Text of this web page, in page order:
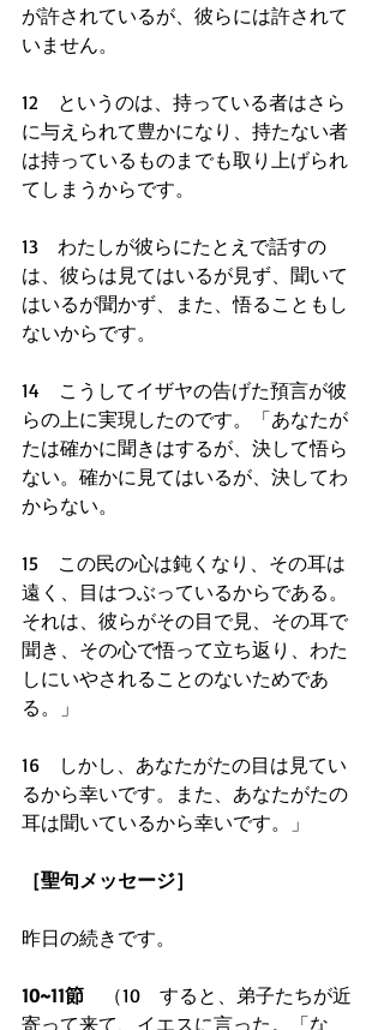
が許されているが、彼らには許されて
いません。
12　というのは、持っている者はさら
に与えられて豊かになり、持たない者
は持っているものまでも取り上げられ
てしまうからです。
13　わたしが彼らにたとえで話すの
は、彼らは見てはいるが見ず、聞いて
はいるが聞かず、また、悟ることもし
ないからです。
14　こうしてイザヤの告げた預言が彼
らの上に実現したのです。「あなたが
たは確かに聞きはするが、決して悟ら
ない。確かに見てはいるが、決してわ
からない。
15　この民の心は鈍くなり、その耳は
遠く、目はつぶっているからである。
それは、彼らがその目で見、その耳で
聞き、その心で悟って立ち返り、わた
しにいやされることのないためであ
る。」
16　しかし、あなたがたの目は見てい
るから幸いです。また、あなたがたの
耳は聞いているから幸いです。」
［聖句メッセージ］
昨日の続きです。
10~11節 （10　すると、弟子たちが近
寄って来て、イエスに言った。「な